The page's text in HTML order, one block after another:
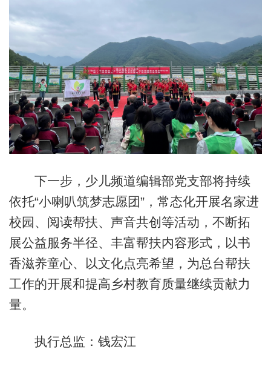
下一步，少儿频道编辑部党支部将持续
依托“小喇叭筑梦志愿团”，常态化开展名家进
校园、阅读帮扶、声音共创等活动，不断拓
展公益服务半径、丰富帮扶内容形式，以书
香滋养童心、以文化点亮希望，为总台帮扶
工作的开展和提高乡村教育质量继续贡献力
量。
执行总监：钱宏江